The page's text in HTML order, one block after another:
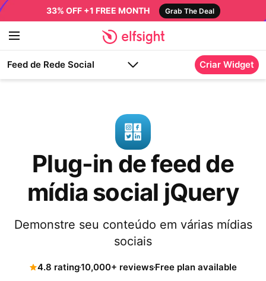
33% OFF +1 FREE MONTH Grab The Deal
Feed de Rede Social Criar Widget
Plug-in de feed de
mídia social jQuery
Demonstre seu conteúdo em várias mídias
sociais
4.8 rating10,000+ reviewsFree plan available